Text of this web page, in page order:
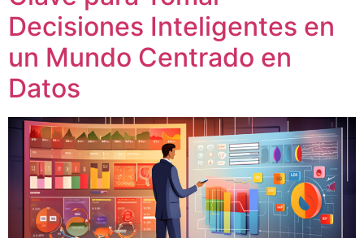
Decisiones Inteligentes en
un Mundo Centrado en
Datos